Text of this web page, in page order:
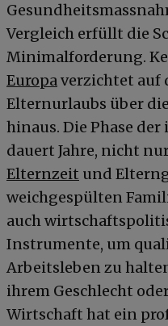
Vergleich erfüllt die
Minimalforderung.
Europaverzichtet auf
Elternurlaubs über
hinaus. Die Phase
dauert Jahre, nicht
Elternzeit und
weichgespülten
auch
Instrumente, um
Arbeitsleben zu
ihrem Geschlecht
Wirtschaft hat ein